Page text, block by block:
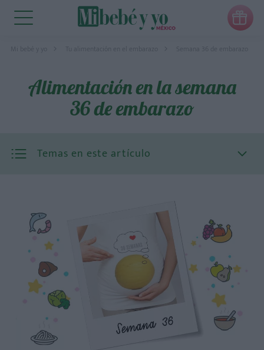

Mi bebé y yo Tu alimentación en el embarazo
Alimentación en la semana
36 de embarazo
Temas en este artículo
Grasas sanas
Proteínas